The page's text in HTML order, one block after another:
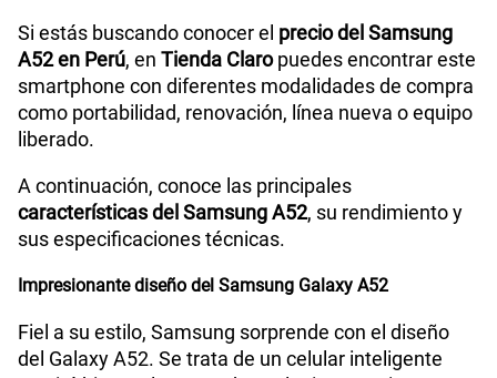
Peso 189g
Bluetooth
Cámara de fotos Frontal
Si estás buscando conocer el precio del Samsung
A52 en Perú, en Tienda Claropuedes encontrar este
smartphone con diferentes modalidades de compra
como portabilidad, renovación, línea nueva o equipo
liberado.
A continuación, conoce las principales
características del Samsung A52, su rendimiento y
sus especificaciones técnicas.
Impresionante diseño del Samsung Galaxy A52
Fiel a su estilo, Samsung sorprende con el diseño
del Galaxy A52. Se trata de un celular inteligente